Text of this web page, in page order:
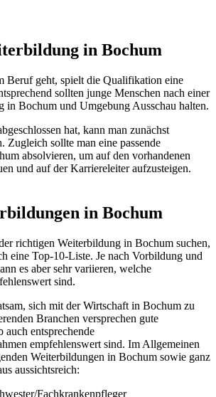
in Bochum
Beruf geht, spielt die Qualifikation eine
sollten junge Menschen nach einer
in Bochum und Umgebung Ausschau halten.
hat, kann man zunächst
Zugleich sollte man eine passende
absolvieren, um auf den vorhandenen
und auf der Karriereleiter aufzusteigen.
in Bochum
richtigen Weiterbildung in Bochum suchen,
eine Top-10-Liste. Je nach Vorbildung und
es aber sehr variieren, welche
sind.
sich mit der Wirtschaft in Bochum zu
Branchen versprechen gute
auch entsprechende
empfehlenswert sind. Im Allgemeinen
Weiterbildungen in Bochum sowie ganz
aussichtsreich:
Fachkrankenpfleger